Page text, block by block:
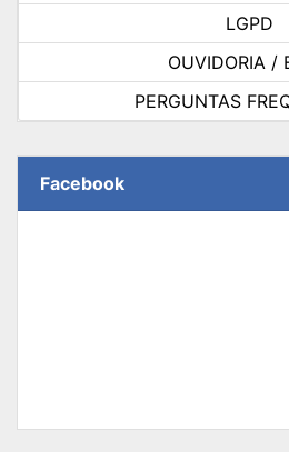
LGPD
OUVIDORIA /
PERGUNTAS
Facebook